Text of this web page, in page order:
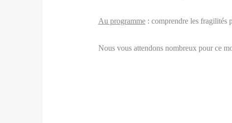
Au programme: comprendre les fragilités
Nous vous attendons nombreux pour ce